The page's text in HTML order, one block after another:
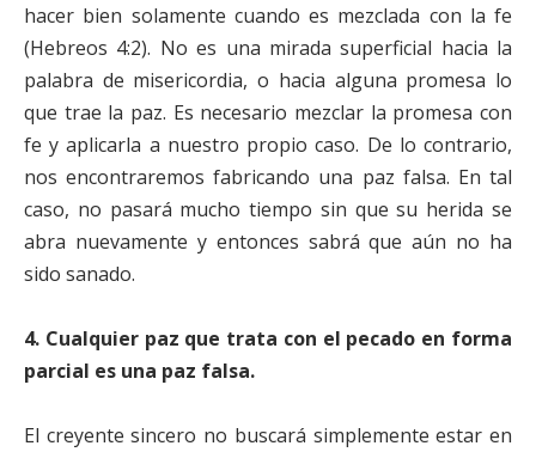
hacer bien solamente cuando es mezclada con la fe
(Hebreos 4:2). No es una mirada superficial hacia la
palabra de misericordia, o hacia alguna promesa lo
que trae la paz. Es necesario mezclar la promesa con
fe y aplicarla a nuestro propio caso. De lo contrario,
nos encontraremos fabricando una paz falsa. En tal
caso, no pasará mucho tiempo sin que su herida se
abra nuevamente y entonces sabrá que aún no ha
sido sanado.
4. Cualquier paz que trata con el pecado en forma
parcial es una paz falsa.
El creyente sincero no buscará simplemente estar en